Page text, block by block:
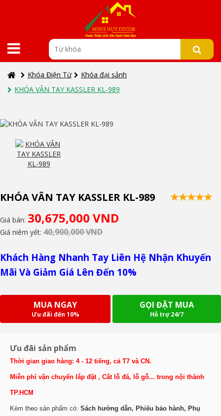
Khóa Điện Từ
Khóa đại sảnh
KHÓA VÂN TAY KASSLER KL-989
KHÓA VÂN TAY KASSLER KL-989
Giá bán: 30,675,000 VND
Giá niêm yết: 40,900,000 VND
Khách Hàng Nhanh Tay Liên Hệ Nhận Khuyến
Mãi Và Giảm Giá Lên Đến 10%
MUA NGAY
Ưu đãi đến 10%
GỌI ĐẶT MUA
Hỗ trợ 24/7
Ưu đãi sản phẩm
Thời gian giao hàng: 4 - 12 tiếng, cả T7 và CN.
Miễn phí vận chuyển lắp đặt , Cắt lỗ đá, lỗ gỗ... trong nội thành
TP.HCM
Kèm theo sản phẩm có: Sách hướng dẫn, Phiếu bảo hành, Phụ